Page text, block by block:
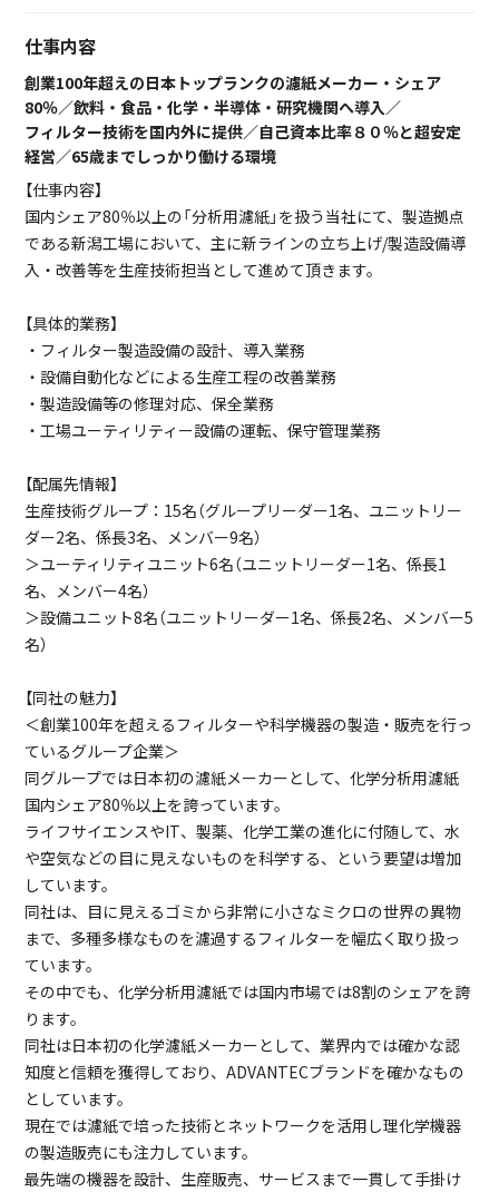
仕事内容
創業100年超えの日本トップランクの濾紙メーカー・シェア
80％／飲料・食品・化学・半導体・研究機関へ導入／
フィルター技術を国内外に提供／自己資本比率８０％と超安定
経営／65歳までしっかり働ける環境
【仕事内容】
国内シェア80％以上の「分析用濾紙」を扱う当社にて、製造拠点
である新潟工場において、主に新ラインの立ち上げ/製造設備導
入・改善等を生産技術担当として進めて頂きます。
【具体的業務】
・フィルター製造設備の設計、導入業務
・設備自動化などによる生産工程の改善業務
・製造設備等の修理対応、保全業務
・工場ユーティリティー設備の運転、保守管理業務
【配属先情報】
生産技術グループ：15名（グループリーダー1名、ユニットリー
ダー2名、係長3名、メンバー9名）
＞ユーティリティユニット6名（ユニットリーダー1名、係長1
名、メンバー4名）
＞設備ユニット8名（ユニットリーダー1名、係長2名、メンバー5
名）
【同社の魅力】
＜創業100年を超えるフィルターや科学機器の製造・販売を行っ
ているグループ企業＞
同グループでは日本初の濾紙メーカーとして、化学分析用濾紙
国内シェア80％以上を誇っています。
ライフサイエンスやIT、製薬、化学工業の進化に付随して、水
や空気などの目に見えないものを科学する、という要望は増加
しています。
同社は、目に見えるゴミから非常に小さなミクロの世界の異物
まで、多種多様なものを濾過するフィルターを幅広く取り扱っ
ています。
その中でも、化学分析用濾紙では国内市場では8割のシェアを誇
ります。
同社は日本初の化学濾紙メーカーとして、業界内では確かな認
知度と信頼を獲得しており、ADVANTECブランドを確かなもの
としています。
現在では濾紙で培った技術とネットワークを活用し理化学機器
の製造販売にも注力しています。
最先端の機器を設計、生産販売、サービスまで一貫して手掛け